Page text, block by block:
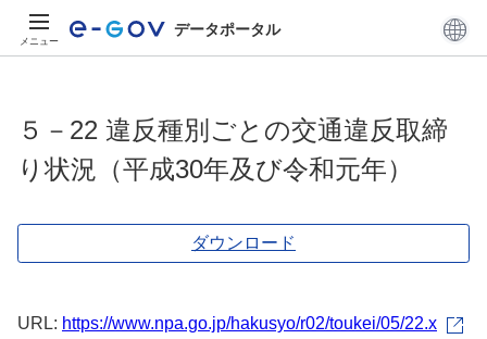
メニュー
データポータル
５－22 違反種別ごとの交通違反取締
り状況（平成30年及び令和元年）
ダウンロード
URL: https://www.npa.go.jp/hakusyo/r02/toukei/05/22.x